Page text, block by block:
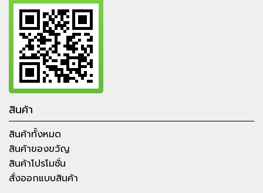
สินค้า
สินค้าทั้งหมด
สินค้าของขวัญ
สินค้าโปรโมชั่น
สั่งออกแบบสินค้า